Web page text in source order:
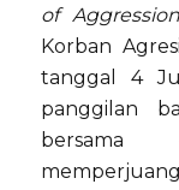
of
Korban
tanggal 4
panggilan
bersama